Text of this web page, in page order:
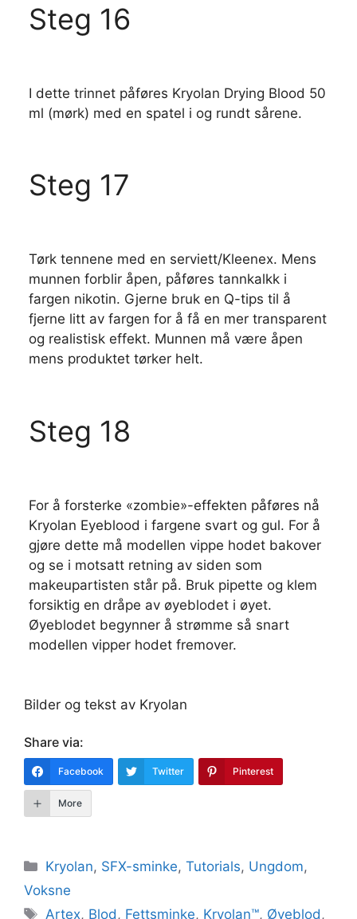
Steg 16
I dette trinnet påføres Kryolan Drying Blood 50
ml (mørk) med en spatel i og rundt sårene.
Steg 17
Tørk tennene med en serviett/Kleenex. Mens
munnen forblir åpen, påføres tannkalkk i
fargen nikotin. Gjerne bruk en Q-tips til å
fjerne litt av fargen for å få en mer transparent
og realistisk effekt. Munnen må være åpen
mens produktet tørker helt.
Steg 18
For å forsterke «zombie»-effekten påføres nå
Kryolan Eyeblood i fargene svart og gul. For å
gjøre dette må modellen vippe hodet bakover
og se i motsatt retning av siden som
makeupartisten står på. Bruk pipette og klem
forsiktig en dråpe av øyeblodet i øyet.
Øyeblodet begynner å strømme så snart
modellen vipper hodet fremover.
Bilder og tekst av Kryolan
Share via:
Facebook Twitter Pinterest
More
Kategorier
Kryolan, SFX-sminke,Tutorials, Ungdom,
Voksne
Stikkord
Artex, Blod , Fettsminke, Kryolan™, Øyeblod ,